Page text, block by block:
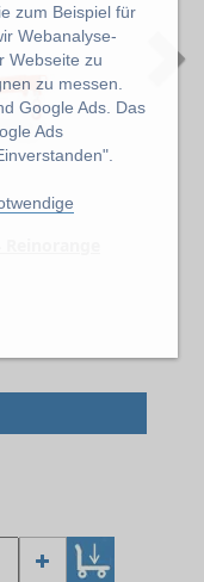
zum Beispiel für
Webanalyse-
Webseite zu
zu messen.
Google Ads. Das
Ads